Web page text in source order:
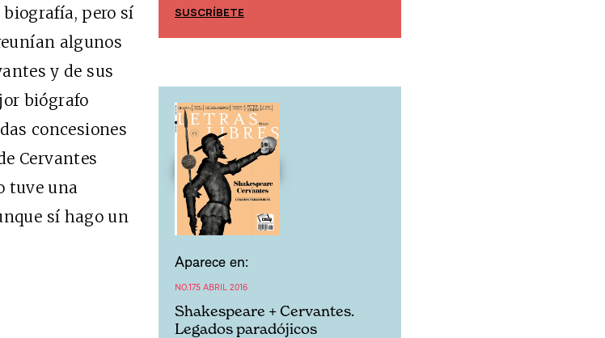
pero sí
algunos
y de sus
biógrafo
concesiones
Cervantes
tuve una
sí hago un
SUSCRÍBETE
Aparece en:
NO.175 ABRIL 2016
Shakespeare + Cervantes.
Legados paradójicos